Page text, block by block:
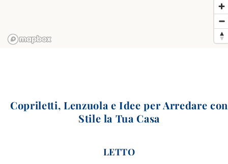
Copriletti, Lenzuola e Idee per Arredare con
Stile la Tua Casa
LETTO